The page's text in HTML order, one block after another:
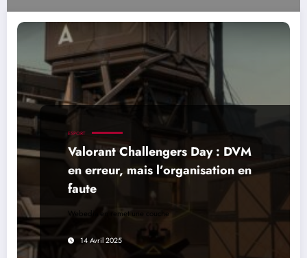
ESPORT
Valorant Challengers Day : DVM
en erreur, mais l’organisation en
faute
Webedia en remet une couche
14 Avril 2025